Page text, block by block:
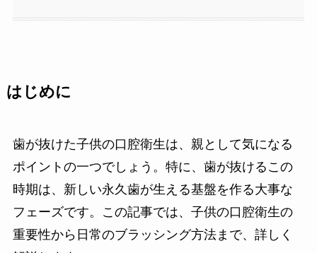
はじめに
歯が抜けた子供の口腔衛生は、親として気になる
ポイントの一つでしょう。特に、歯が抜けるこの
時期は、新しい永久歯が生える基盤を作る大事な
フェーズです。この記事では、子供の口腔衛生の
重要性から日常のブラッシング方法まで、詳しく